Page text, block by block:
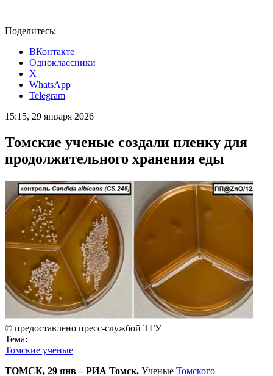
Поделитесь:
ВКонтакте
Одноклассники
X
WhatsApp
Telegram
15:15, 29 января 2026
Томские ученые создали пленку для
продолжительного хранения еды
© предоставлено пресс-службой ТГУ
Тема:
Томские ученые
ТОМСК, 29 янв – РИА Томск. Ученые Томского